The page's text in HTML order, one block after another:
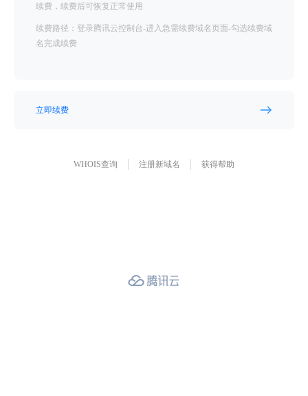
续费，续费后可恢复正常使用
续费路径：登录腾讯云控制台-进入急需续费域名页面-勾选续费域
名完成续费
立即续费
WHOIS查询 注册新域名 获得帮助